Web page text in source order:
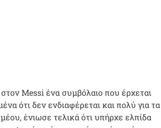
Messi ένα συμβόλαιο που έρχεται
ότι δεν ενδιαφέρεται και πολύ για τα
ένιωσε τελικά ότι υπήρχε ελπίδα